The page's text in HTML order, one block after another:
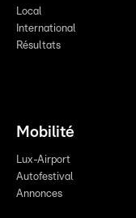
Local
International
Résultats
Mobilité
Lux-Airport
Autofestival
Annonces